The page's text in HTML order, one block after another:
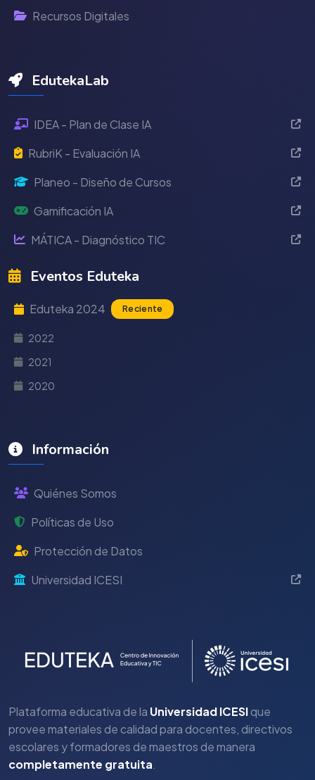
Recursos Digitales
EdutekaLab
IDEA - Plan de Clase IA
RubriK - Evaluación IA
Planeo - Diseño de Cursos
Gamificación IA
MÁTICA - Diagnóstico TIC
Eventos Eduteka
Eduteka 2024 Reciente
2022
2021
2020
Información
Quiénes Somos
Políticas de Uso
Protección de Datos
Universidad ICESI
Plataforma educativa de la Universidad ICESIque
provee materiales de calidad para docentes, directivos
escolares y formadores de maestros de manera
completamente gratuita.